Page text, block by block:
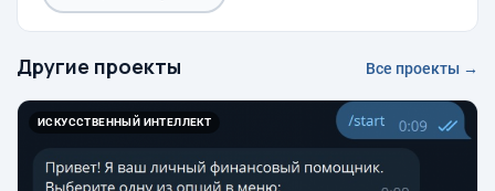
Другие проекты Все проекты →
ИСКУССТВЕННЫЙ ИНТЕЛЛЕКТ